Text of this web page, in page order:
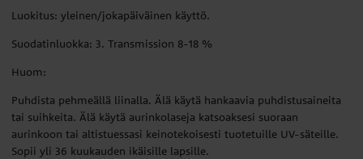
Luokitus: yleinen/jokapäiväinen käyttö.
Suodatinluokka: 3. Transmission 8-18 %
Huom:
Puhdista pehmeällä liinalla. Älä käytä hankaavia puhdistusaineita
tai suihkeita. Älä käytä aurinkolaseja katsoaksesi suoraan
aurinkoon tai altistuessasi keinotekoisesti tuotetuille UV-säteille.
Sopii yli 36 kuukauden ikäisille lapsille.